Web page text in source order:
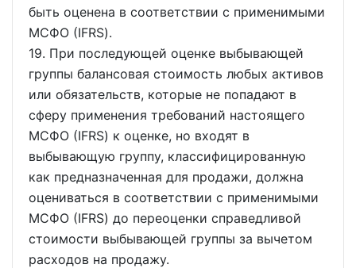
быть оценена в соответствии с применимыми
МСФО (IFRS).
19. При последующей оценке выбывающей
группы балансовая стоимость любых активов
или обязательств, которые не попадают в
сферу применения требований настоящего
МСФО (IFRS) к оценке, но входят в
выбывающую группу, классифицированную
как предназначенная для продажи, должна
оцениваться в соответствии с применимыми
МСФО (IFRS) до переоценки справедливой
стоимости выбывающей группы за вычетом
расходов на продажу.